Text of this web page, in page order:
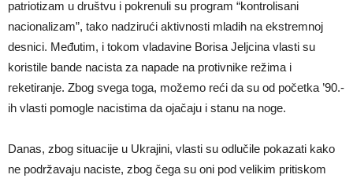
patriotizam u društvu i pokrenuli su program “kontrolisani
nacionalizam”, tako nadzirući aktivnosti mladih na ekstremnoj
desnici. Međutim, i tokom vladavine Borisa Jeljcina vlasti su
koristile bande nacista za napade na protivnike režima i
reketiranje. Zbog svega toga, možemo reći da su od početka ’90.-
ih vlasti pomogle nacistima da ojačaju i stanu na noge.
Danas, zbog situacije u Ukrajini, vlasti su odlučile pokazati kako
ne podržavaju naciste, zbog čega su oni pod velikim pritiskom